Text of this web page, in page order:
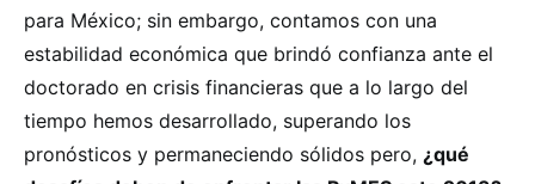
para México; sin embargo, contamos con una
estabilidad económica que brindó confianza ante el
doctorado en crisis financieras que a lo largo del
tiempo hemos desarrollado, superando los
pronósticos y permaneciendo sólidos pero, ¿qué